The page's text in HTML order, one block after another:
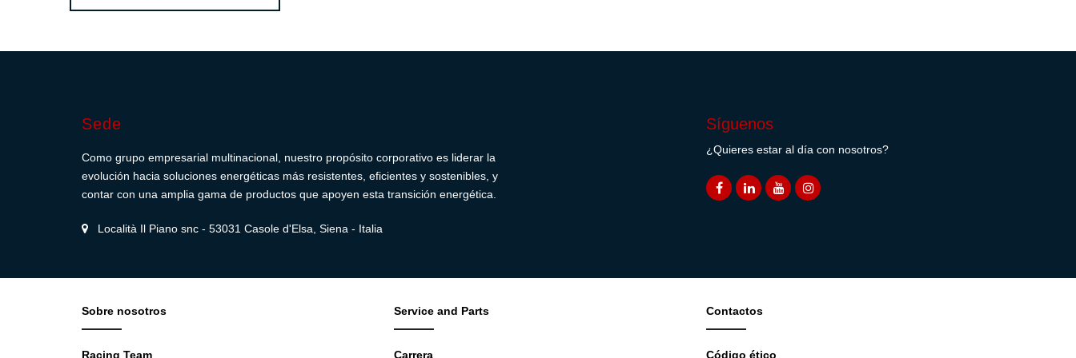
Sede
Como grupo empresarial multinacional, nuestro propósito corporativo es liderar la
evolución hacia soluciones energéticas más resistentes, eficientes y sostenibles, y
contar con una amplia gama de productos que apoyen esta transición energética.
Località Il Piano snc - 53031 Casole d'Elsa, Siena - Italia
Síguenos
¿Quieres estar al día con nosotros?
Sobre nosotros
Racing Team
Service and Parts
Carrera
Contactos
Código ético